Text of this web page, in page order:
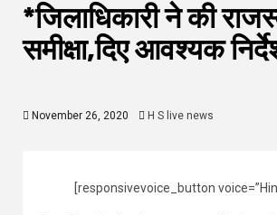
*जिलाधिकारी ने की
समीक्षा,दिए आवश्यक
November 26, 2020 H S live news
[responsivevoice_button